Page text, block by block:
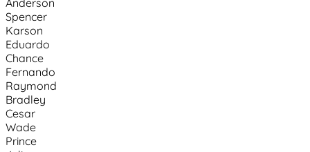
Spencer
Karson
Eduardo
Chance
Fernando
Raymond
Bradley
Cesar
Wade
Prince